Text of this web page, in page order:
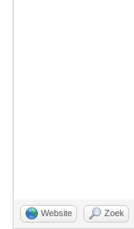
Website Zoek